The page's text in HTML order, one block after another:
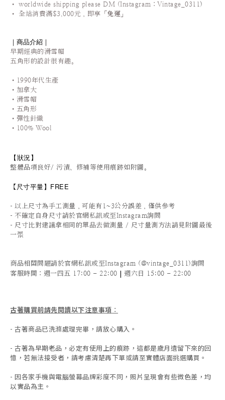
• worldwide shipping please DM (Instagram：Vintage_0311)
• 全站消費滿$3,000元，即享「 免運 」
｜商品介紹｜
早期經典的滑雪帽
五角形的設計很有趣。
•1990年代生產
•加拿大
•滑雪帽
•五角形
•彈性針織
•100% Wool
【狀況】
整體品項良好/ 污漬、修補等使用痕跡如附圖。
【 尺寸平量】FREE
- 以上尺寸為手工測量，可能有1~3公分誤差，僅供參考
- 不確定自身尺寸請於官網私訊或至Instagram詢問
- 尺寸比對建議拿相同的單品去做測量 / 尺寸量測方法請見附圖最後
一張
商品相關問題請於官網私訊或至Instagram (@vintage_0311)詢問
客服時間 ：週一四五 17:00 - 22:00 | 週六日 15:00 - 22:00
古著購買前請先閱讀以下注意事項 ：
- 古著商品已洗滌處理完畢，請放心購入。
- 古著為早期老品，必定有使用上的痕跡，這都是歲月遺留下來的回
憶，若無法接受者，請考慮清楚再下單或請至實體店面挑選購買。
- 因各家手機與電腦螢幕品牌彩度不同，照片呈現會有些微色差，均
以實品為主。